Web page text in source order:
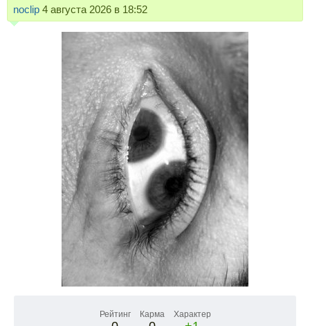
noclip 4 августа 2026 в 18:52
Рейтинг Карма Характер